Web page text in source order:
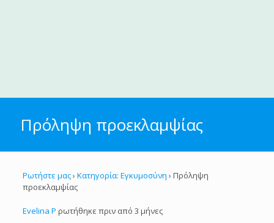
Πρόληψη προεκλαμψίας
Ρωτήστε μας› Κατηγορία: Εγκυμοσύνη › Πρόληψη
προεκλαμψίας
Evelina P ρωτήθηκε πριν από 3 μήνες